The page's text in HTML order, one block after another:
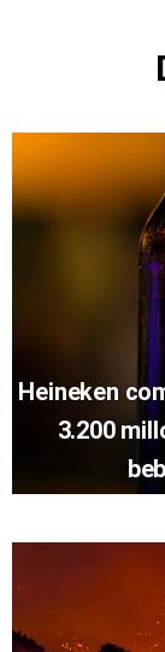
Heineken
3.200